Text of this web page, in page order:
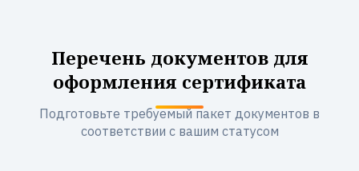
Перечень документов для
оформления сертификата
Подготовьте требуемый пакет документов в
соответствии с вашим статусом